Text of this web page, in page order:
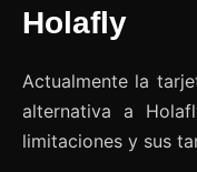
Holafly
Actualmente la
alternativa a
limitaciones y sus